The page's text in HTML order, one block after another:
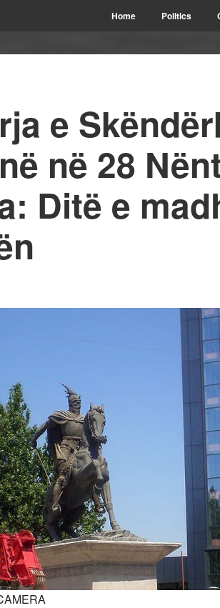
Home Politics
e
në 28
Ditë e